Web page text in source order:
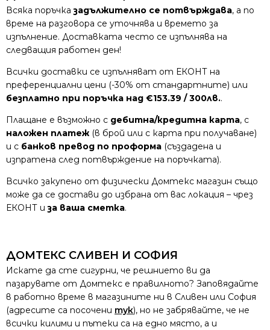
Всяка поръчказадължително се потвърждава, а по
време на разговора се уточнява и времето за
изпълнение. Доставката често се изпълнява на
следващия работен ден!
Всички доставки се изпълняват от ЕКОНТ на
преференциални цени (-30% от стандартните) или
безплатно при поръчка над €153.39 / 300лв..
Плащане е възможно с дебитна/кредитна карта, с
наложен платеж (в брой или с карта при получаване)
и с банков превод по проформа (създадена и
изпратена след потвърждение на поръчката).
Всичко закупено от физически Домтекс магазин също
може да се достави до избрана от вас локация – чрез
ЕКОНТ иза ваша сметка.
ДОМТЕКС СЛИВЕН И СОФИЯ
Искате да сте сигурни, че решнието ви да
пазарувате от Домтекс е правилното? Заповядайте
в работно време в магазините ни в Сливен или София
(адресите са посочени тук), но не забрявайте, че не
всички килими и пътеки са на едно място, а и